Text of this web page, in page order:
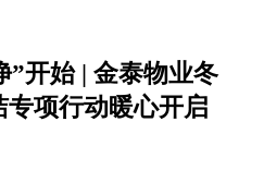
”开始 | 金泰物业冬
项行动暖心开启